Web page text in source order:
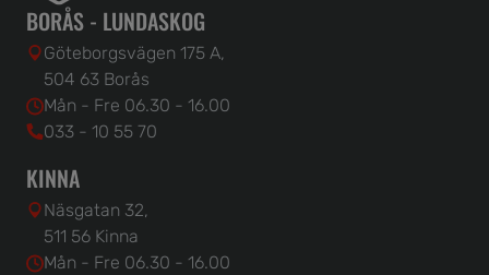
BORÅS - LUNDASKOG
Göteborgsvägen 175 A,
504 63 Borås
Mån - Fre 06.30 - 16.00
033 - 10 55 70
KINNA
Näsgatan 32,
511 56 Kinna
Mån - Fre 06.30 - 16.00